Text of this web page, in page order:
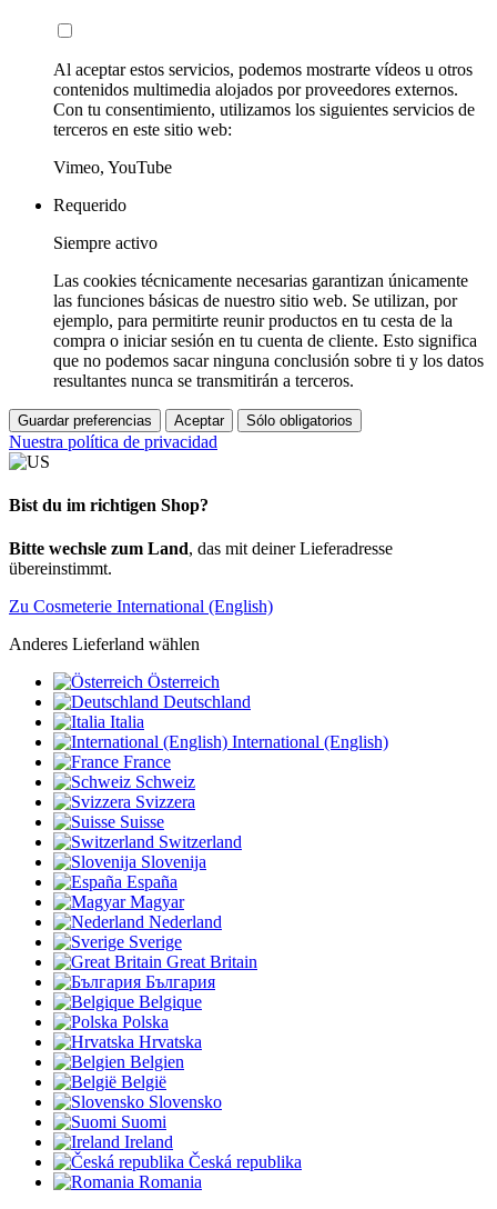
Al aceptar estos servicios, podemos mostrarte vídeos u otros
contenidos multimedia alojados por proveedores externos.
Con tu consentimiento, utilizamos los siguientes servicios de
terceros en este sitio web:
Vimeo, YouTube
Requerido
Siempre activo
Las cookies técnicamente necesarias garantizan únicamente
las funciones básicas de nuestro sitio web. Se utilizan, por
ejemplo, para permitirte reunir productos en tu cesta de la
compra o iniciar sesión en tu cuenta de cliente. Esto significa
que no podemos sacar ninguna conclusión sobre ti y los datos
resultantes nunca se transmitirán a terceros.
Guardar preferencias Aceptar Sólo obligatorios
Nuestra política de privacidad
Bist du im richtigen Shop?
Bitte wechsle zum Land, das mit deiner Lieferadresse
übereinstimmt.
Zu Cosmeterie International (English)
Anderes Lieferland wählen
Österreich
Deutschland
Italia
International (English)
France
Schweiz
Svizzera
Suisse
Switzerland
Slovenija
España
Magyar
Nederland
Sverige
Great Britain
България
Belgique
Polska
Hrvatska
Belgien
België
Slovensko
Suomi
Ireland
Česká republika
Romania